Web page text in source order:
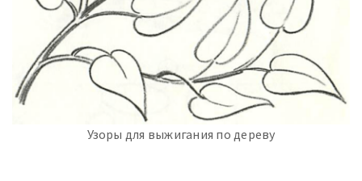
Узоры для выжигания по дереву